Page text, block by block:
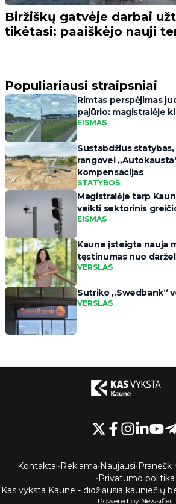
Biržiškų gatvėje darbai
tikėtasi: paaiškėjo nauji
Populiariausi straipsniai
Rimtas perspėjimas
pajūrio: magistralėje
EISMAS
Sustabdžius
rangovei
kompensacijas
STATYBOS
Magistralėje tarp
veikti sektorinis
EISMAS
Kaune įsteigta nauja
tęstinumas nuo
VERSLAS
Sutriko „Swedbank“
VERSLAS
Kontaktai•Reklama•Naujausi•Pranešk
•Privatumo politika
Kas vyksta Kaune - didžiausia kauniečių
Powered by Newsifier